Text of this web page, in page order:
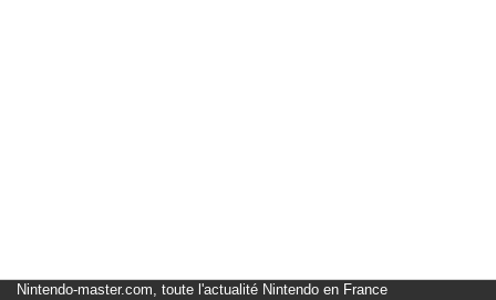
Nintendo-master.com, toute l'actualité Nintendo en France